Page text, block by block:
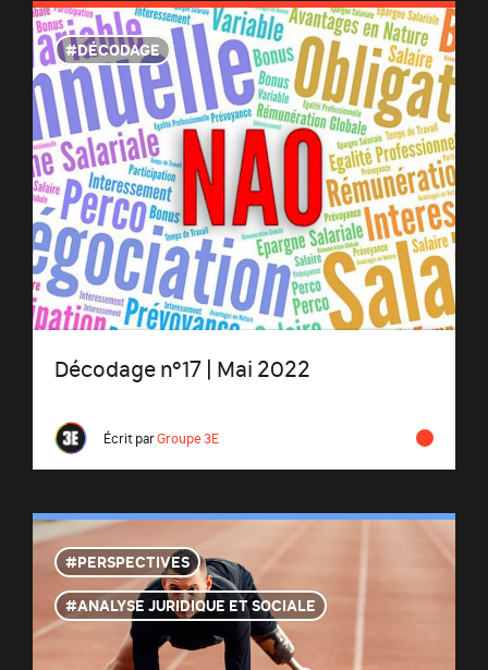
DÉCODAGE
Décodage n°17 | Mai 2022
Écrit parGroupe 3E
PERSPECTIVES
ANALYSE JURIDIQUE ET SOCIALE